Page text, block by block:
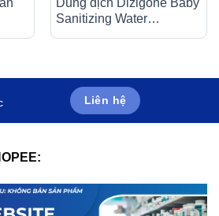
Dung dịch Dizigone Baby
Sanitizing Water
Terrapharm giúp làm
Liên hệ